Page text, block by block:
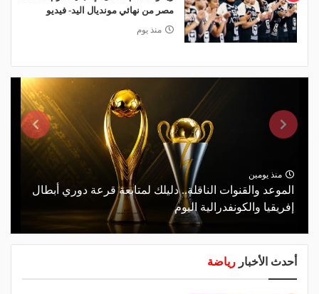
مصر من نهائي مونديال اليد- فيديو
منذ يوم
منذ يومين
الموعد والقنوات الناقلة.. دليلك لمتابعة قرعة دوري أبطال
إفريقيا والكونفدرالية اليوم
أحدث الأخبار رياضة